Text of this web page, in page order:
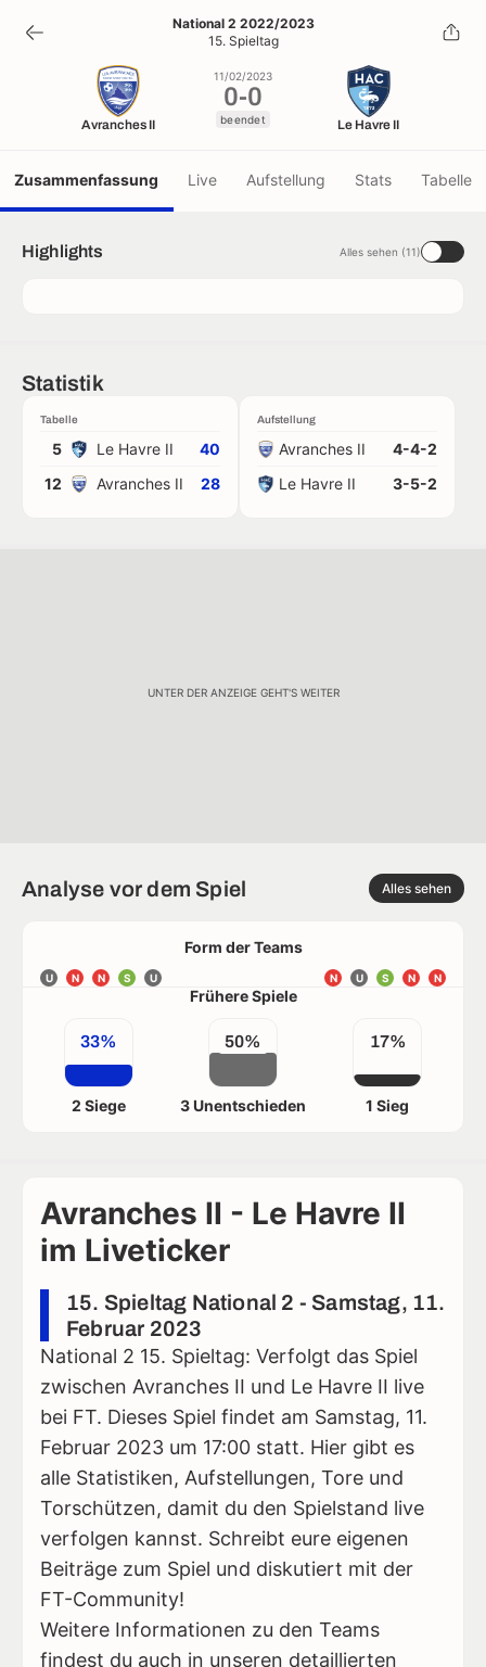
0 -0
beendet
National 2 2022/2023
15. Spieltag
Avranches II
11/02/2023
0-0
beendet Le Havre II
Zusammenfassung Live Aufstellung Stats Tabelle
Highlights Alles sehen (11)
Statistik
Tabelle
5 Le Havre II
40
12
Avranches II 28
Aufstellung
Avranches II
4-4-2
Le Havre II
3-5-2
UNTER DER ANZEIGE GEHT'S WEITER
Analyse vor dem Spiel Alles sehen
Form der Teams
U N N S U N
N
S
U
N
Frühere Spiele
33%
2 Siege
50%
3 Unentschieden
17%
1 Sieg
Avranches II - Le Havre II
im Liveticker
15. Spieltag National 2 - Samstag, 11.
Februar 2023
National 2 15. Spieltag: Verfolgt das Spiel
zwischen Avranches II und Le Havre II live
bei FT. Dieses Spiel findet am Samstag, 11.
Februar 2023 um 17:00 statt. Hier gibt es
alle Statistiken, Aufstellungen, Tore und
Torschützen, damit du den Spielstand live
verfolgen kannst. Schreibt eure eigenen
Beiträge zum Spiel und diskutiert mit der
FT-Community!
Weitere Informationen zu den Teams
findest du auch in unseren detaillierten